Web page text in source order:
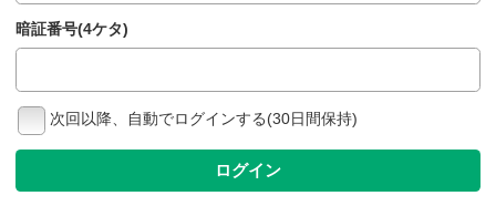
暗証番号(4ケタ)
次回以降、自動でログインする(30日間保持)